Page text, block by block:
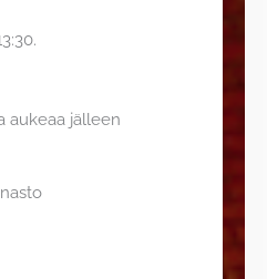
aukeaa jälleen